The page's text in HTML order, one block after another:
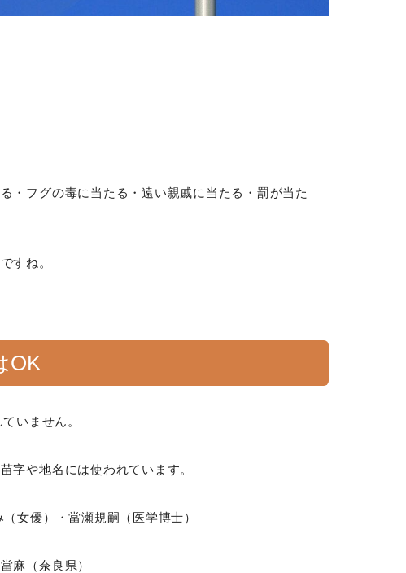
・フグの毒に当たる・遠い親戚に当たる・罰が当た
すね。
OK
いません。
字や地名には使われています。
女優）・當瀬規嗣（医学博士）
麻（奈良県）